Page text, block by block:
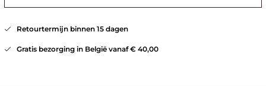
Retourtermijn binnen 15 dagen
Gratis bezorging in België vanaf € 40,00